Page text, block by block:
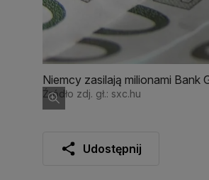
Niemcy zasilają milionami Bank
Źródło zdj. gł.: sxc.hu
Udostępnij